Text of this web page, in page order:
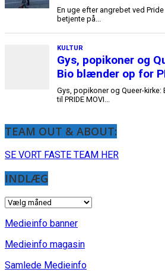
En uge efter angrebet ved
betjente på...
KULTUR
Gys, popikoner og
Bio blænder op for
Gys, popikoner og Queer-
til PRIDE MOVI...
TEAM OUT & ABOUT:
SE VORT FASTE TEAM HER
INDLÆG
INDLÆG
Medieinfo banner
Medieinfo magasin
Samlede Medieinfo